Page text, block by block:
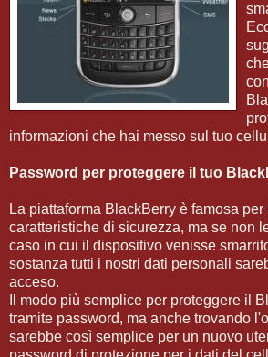
informazioni che hai messo sul tuo
Password per proteggere il tuo
La piattaforma BlackBerry è famosa per
caratteristiche di sicurezza, ma se non
caso in cui il dispositivo venisse
sostanza tutti i nostri dati personali
acceso.
Il modo più semplice per proteggere il
tramite password, ma anche trovando
sarebbe così semplice per un nuovo